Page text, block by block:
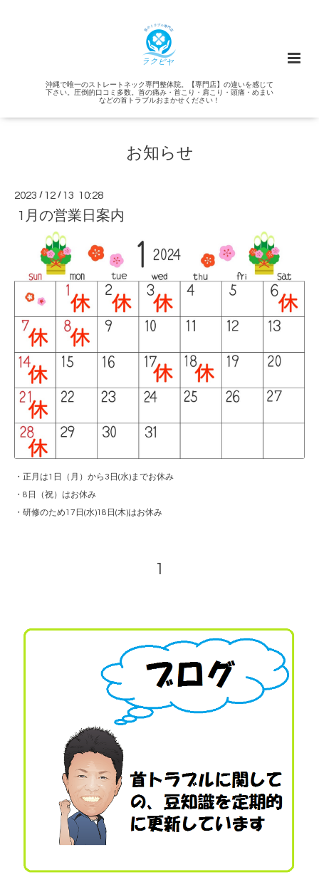
沖縄で唯一のストレートネック専門整体院。【専門店】の違いを感じて
下さい。圧倒的口コミ多数。首の痛み・首こり・肩こり・頭痛・めまい
などの首トラブルおまかせください！
お知らせ
2023 / 12 / 13 10:28
1月の営業日案内
・正月は1日（月）から3日(水)までお休み
・8日（祝）はお休み
・研修のため17日(水)18日(木)はお休み
1